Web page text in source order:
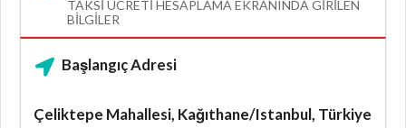
TAKSI ÜCRETI HESAPLAMA EKRANINDA GIRILEN
BILGILER
Başlangıç Adresi
Çeliktepe Mahallesi, Kağıthane/Istanbul, Türkiye